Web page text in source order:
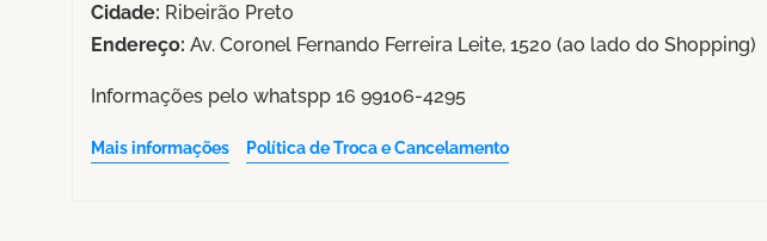
Cidade: Ribeirão Preto
Endereço: Av. Coronel Fernando Ferreira Leite, 1520 (ao lado do Shopping)
Informações pelo whatspp 16 99106-4295
Mais informações Política de Troca e Cancelamento